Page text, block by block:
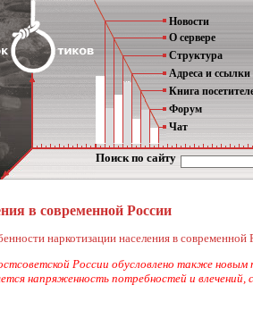
Новости
О сервере
Структура
Адреса и ссылки
Книга
Форум
Чат
Поиск по сайту
в современной России
наркотизации населения в современной
России обусловлено также
напряженность потребностей и